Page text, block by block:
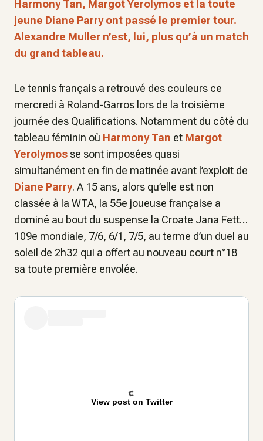
Harmony Tan, Margot Yerolymos et la toute
jeune Diane Parry ont passé le premier tour.
Alexandre Muller n’est, lui, plus qu’à un match
du grand tableau.
Le tennis français a retrouvé des couleurs ce
mercredi à Roland-Garros lors de la troisième
journée des Qualifications. Notamment du côté du
tableau féminin où Harmony Tan et Margot
Yerolymos se sont imposées quasi
simultanément en fin de matinée avant l’exploit de
Diane Parry. A 15 ans, alors qu’elle est non
classée à la WTA, la 55e joueuse française a
dominé au bout du suspense la Croate Jana Fett…
109e mondiale, 7/6, 6/1, 7/5, au terme d’un duel au
soleil de 2h32 qui a offert au nouveau court n°18
sa toute première envolée.
View post on Twitter